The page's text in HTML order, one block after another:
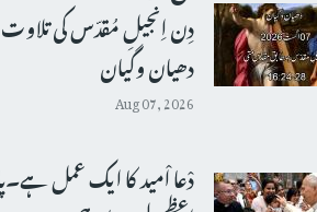
دِن اِنجیلِ مُقدّس کی
دھیان وگیان
Aug 07, 2026
دْعا اْمید کا ایک عمل